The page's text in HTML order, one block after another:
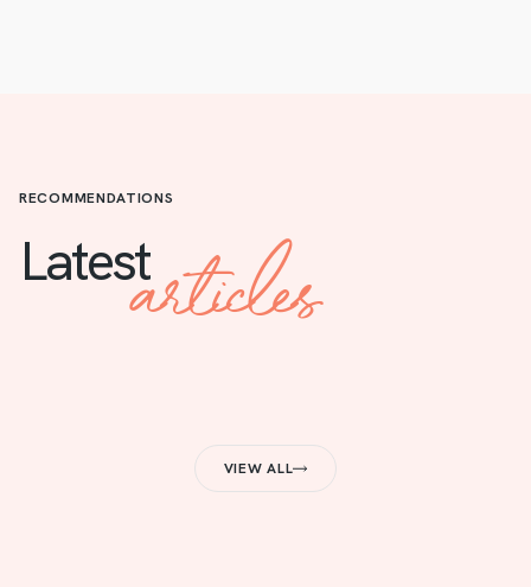
RECOMMENDATIONS
Latestarticles
VIEW ALL